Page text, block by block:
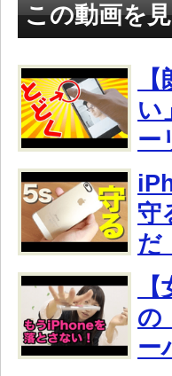
この動画を
い
ー
守
だ
の
ー